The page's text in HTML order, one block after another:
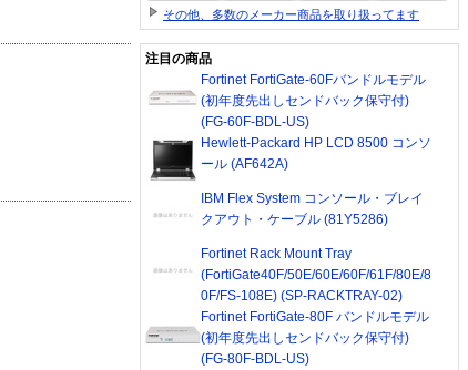
その他、多数のメーカー商品を取り扱ってます
注目の商品
Fortinet FortiGate-60Fバンドルモデル
(初年度先出しセンドバック保守付)
(FG-60F-BDL-US)
Hewlett-Packard HP LCD 8500 コンソ
ール (AF642A)
IBM Flex System コンソール・ブレイ
クアウト・ケーブル (81Y5286)
Fortinet Rack Mount Tray
(FortiGate40F/50E/60E/60F/61F/80E/8
0F/FS-108E) (SP-RACKTRAY-02)
Fortinet FortiGate-80F バンドルモデル
(初年度先出しセンドバック保守付)
(FG-80F-BDL-US)